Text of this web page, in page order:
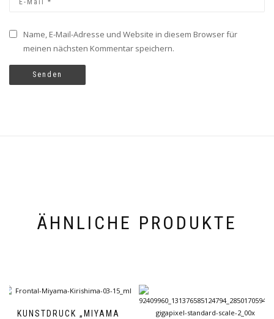
Name, E-Mail-Adresse und Website in diesem Browser für
meinen nächsten Kommentar speichern.
ÄHNLICHE PRODUKTE
KUNSTDRUCK „MIYAMA